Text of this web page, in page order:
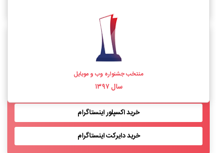
منتخب جشنواره وب و موبایل
سال ۱۳۹۷
خرید بازدید پست اینستاگرام
خرید اکسپلور اینستاگرام
خرید دایرکت اینستاگرام